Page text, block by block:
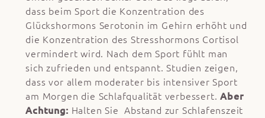
dass beim Sport die Konzentration des
Glückshormons Serotonin im Gehirn erhöht und
die Konzentration des Stresshormons Cortisol
vermindert wird. Nach dem Sport fühlt man
sich zufrieden und entspannt. Studien zeigen,
dass vor allem moderater bis intensiver Sport
am Morgen die Schlafqualität verbessert.Aber
Achtung: Halten Sie Abstand zur Schlafenszeit